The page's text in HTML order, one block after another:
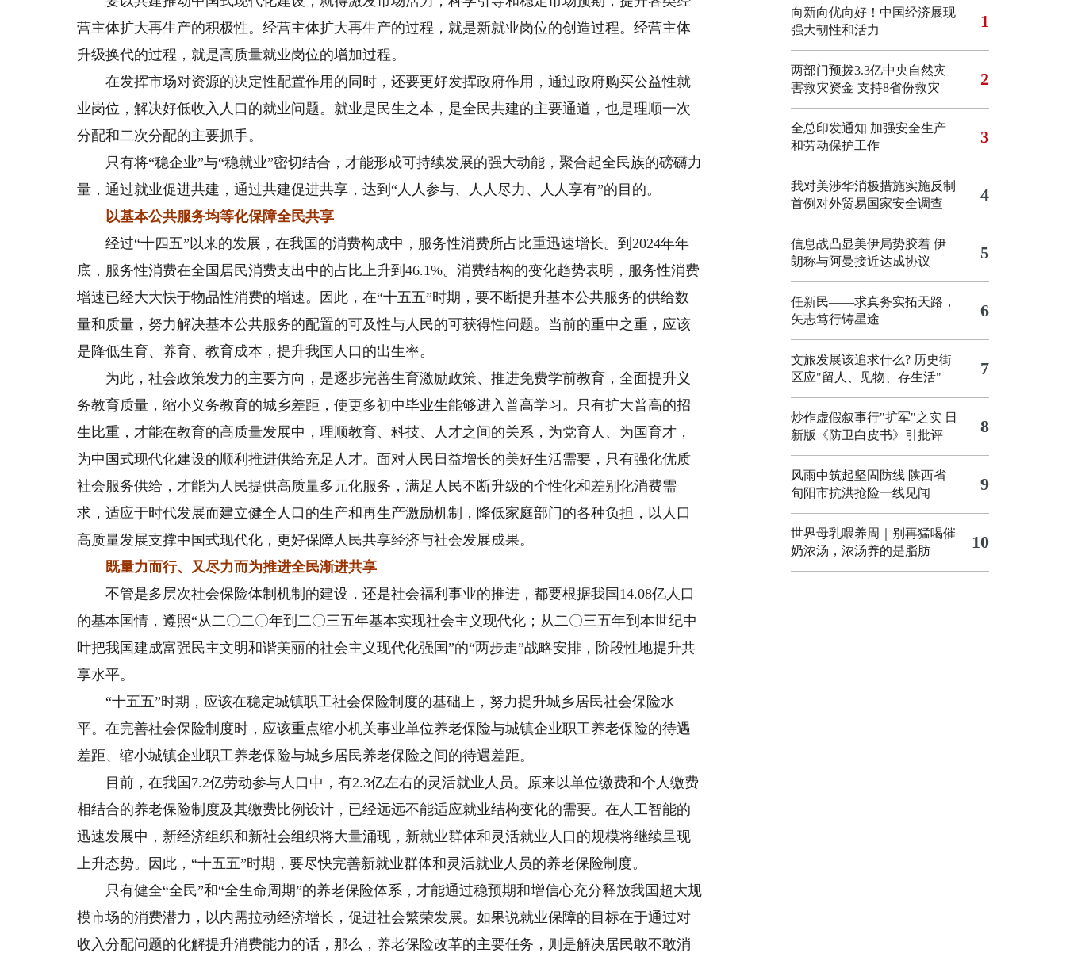
营主体扩大再生产的积极性。经营主体扩大再生产的过程，就是新就业岗位的创造过程。经营主体
升级换代的过程，就是高质量就业岗位的增加过程。
在发挥市场对资源的决定性配置作用的同时，还要更好发挥政府作用，通过政府购买公益性就
业岗位，解决好低收入人口的就业问题。就业是民生之本，是全民共建的主要通道，也是理顺一次
分配和二次分配的主要抓手。
只有将“稳企业”与“稳就业”密切结合，才能形成可持续发展的强大动能，聚合起全民族的磅礴力
量，通过就业促进共建，通过共建促进共享，达到“人人参与、人人尽力、人人享有”的目的。
以基本公共服务均等化保障全民共享
经过“十四五”以来的发展，在我国的消费构成中，服务性消费所占比重迅速增长。到2024年年
底，服务性消费在全国居民消费支出中的占比上升到46.1%。消费结构的变化趋势表明，服务性消费
增速已经大大快于物品性消费的增速。因此，在“十五五”时期，要不断提升基本公共服务的供给数
量和质量，努力解决基本公共服务的配置的可及性与人民的可获得性问题。当前的重中之重，应该
是降低生育、养育、教育成本，提升我国人口的出生率。
为此，社会政策发力的主要方向，是逐步完善生育激励政策、推进免费学前教育，全面提升义
务教育质量，缩小义务教育的城乡差距，使更多初中毕业生能够进入普高学习。只有扩大普高的招
生比重，才能在教育的高质量发展中，理顺教育、科技、人才之间的关系，为党育人、为国育才，
为中国式现代化建设的顺利推进供给充足人才。面对人民日益增长的美好生活需要，只有强化优质
社会服务供给，才能为人民提供高质量多元化服务，满足人民不断升级的个性化和差别化消费需
求，适应于时代发展而建立健全人口的生产和再生产激励机制，降低家庭部门的各种负担，以人口
高质量发展支撑中国式现代化，更好保障人民共享经济与社会发展成果。
既量力而行、又尽力而为推进全民渐进共享
不管是多层次社会保险体制机制的建设，还是社会福利事业的推进，都要根据我国14.08亿人口
的基本国情，遵照“从二〇二〇年到二〇三五年基本实现社会主义现代化；从二〇三五年到本世纪中
叶把我国建成富强民主文明和谐美丽的社会主义现代化强国”的“两步走”战略安排，阶段性地提升共
享水平。
“十五五”时期，应该在稳定城镇职工社会保险制度的基础上，努力提升城乡居民社会保险水
平。在完善社会保险制度时，应该重点缩小机关事业单位养老保险与城镇企业职工养老保险的待遇
差距、缩小城镇企业职工养老保险与城乡居民养老保险之间的待遇差距。
目前，在我国7.2亿劳动参与人口中，有2.3亿左右的灵活就业人员。原来以单位缴费和个人缴费
相结合的养老保险制度及其缴费比例设计，已经远远不能适应就业结构变化的需要。在人工智能的
迅速发展中，新经济组织和新社会组织将大量涌现，新就业群体和灵活就业人口的规模将继续呈现
上升态势。因此，“十五五”时期，要尽快完善新就业群体和灵活就业人员的养老保险制度。
只有健全“全民”和“全生命周期”的养老保险体系，才能通过稳预期和增信心充分释放我国超大规
模市场的消费潜力，以内需拉动经济增长，促进社会繁荣发展。如果说就业保障的目标在于通过对
收入分配问题的化解提升消费能力的话，那么，养老保险改革的主要任务，则是解决居民敢不敢消
向新向优向好！中国经济展现
强大韧性和活力
1
两部门预拨3.3亿中央自然灾
害救灾资金 支持8省份救灾
2
全总印发通知 加强安全生产
和劳动保护工作
3
我对美涉华消极措施实施反制
首例对外贸易国家安全调查
4
信息战凸显美伊局势胶着 伊
朗称与阿曼接近达成协议
5
任新民——求真务实拓天路，
矢志笃行铸星途
6
文旅发展该追求什么? 历史街
区应"留人、见物、存生活"
7
炒作虚假叙事行"扩军"之实 日
新版《防卫白皮书》引批评
8
风雨中筑起坚固防线 陕西省
旬阳市抗洪抢险一线见闻
9
世界母乳喂养周｜别再猛喝催
奶浓汤，浓汤养的是脂肪
10